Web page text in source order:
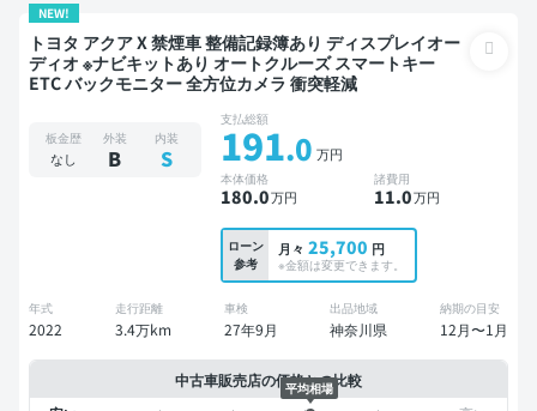
NEW!
トヨタ アクア X 禁煙車 整備記録簿あり ディスプレイオー
ディオ ※ナビキットあり オートクルーズ スマートキー
ETC バックモニター 全方位カメラ 衝突軽減
板金歴
なし
外装
B
内装
S
支払総額
191.0 万円
本体価格
180.0万円
諸費用
11.0万円
ローン
参考
月々 25,700 円
※金額は変更できます。
年式
2022
走行距離
3.4万km
車検
27年9月
出品地域
神奈川県
納期の目安
12月〜1月
中古車販売店の価格との比較
平均相場